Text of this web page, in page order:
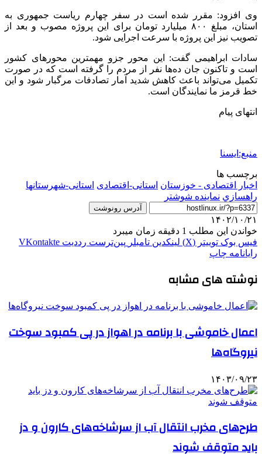
وی افزود: مقرر شده است در سفر چهارم ریاست جمهوری به
استان، مبلغ ۸۰۰ میلیارد تومان برای این پروژه مصوب و بعد از
تصویب نیز این پروژه با سرعت اجرایی شود.
سادات ابراهیمی گفت: این محور جزو مهمترین محورهای کشور
است و تاکنون جان ده‌ها نفر از مردم را گرفته است که در صورت
تکمیل می‌تواند باعث کاهش شدید آمار تصادفات مرگبار شود و این
خط قرمز ما نمایندگان است.
انتهای پیام
منبع:ایسنا
برچسب ها
اخبار اقتصادی - خوزستان استانی-اقتصادی استانی-شهرستانها
راهسازي نماینده شوشتر
آدرس رونوشت
۱۴۰۲/۱۰/۲۱
خواندن این مطلب 1 دقیقه زمان میبرد
فیس بوک توییتر (X) لینکدین ‫تامبلر ‫پین‌ترست ‫رددیت ‫VKontakte
رایانامه چاپ
نوشته های مشابه
اعمال خاموشی با برنامه در اهواز در پی کمبود سوخت
نیروگاه‌ها
۱۴۰۳/۰۹/۲۳
طرح‌های مخرب انتقال آب از سرشاخه‌های کارون و دز
باید متوقف شوند